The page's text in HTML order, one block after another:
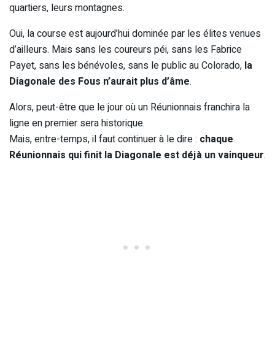
quartiers, leurs montagnes.
Oui, la course est aujourd’hui dominée par les élites venues
d’ailleurs. Mais sans les coureurs péi, sans les Fabrice
Payet, sans les bénévoles, sans le public au Colorado, la
Diagonale des Fous n’aurait plus d’âme.
Alors, peut-être que le jour où un Réunionnais franchira la
ligne en premier sera historique.
Mais, entre-temps, il faut continuer à le dire : chaque
Réunionnais qui finit la Diagonale est déjà un vainqueur.